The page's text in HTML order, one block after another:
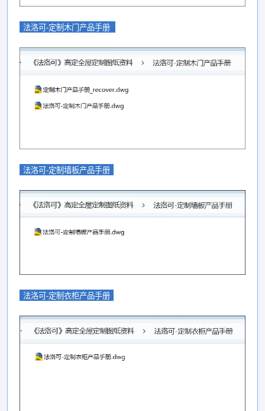
法洛可-定制木门产品手册
法洛可-定制墙板产品手册
法洛可-定制衣柜产品手册